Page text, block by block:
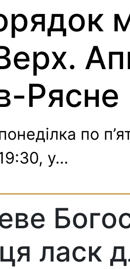
Рясне
по
у…
ласк